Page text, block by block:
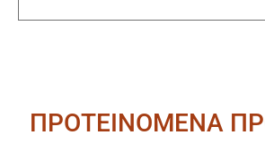
ΠΡΟΤΕΙΝΟΜΕΝΑ